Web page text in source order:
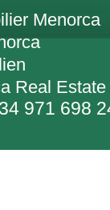
971 698